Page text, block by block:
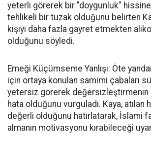
yeterli görerek bir "doygunluk" hissine
tehlikeli bir tuzak olduğunu belirten
kişiyi daha fazla gayret etmekten
olduğunu söyledi.
Emeği Küçümseme Yanlışı: Öte
için ortaya konulan samimi çabaları
yetersiz görerek değersizleştirmenin
hata olduğunu vurguladı. Kaya, atılan
değerli olduğunu hatırlatarak, İslami
almanın motivasyonu kırabileceği